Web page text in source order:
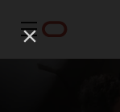
Menu